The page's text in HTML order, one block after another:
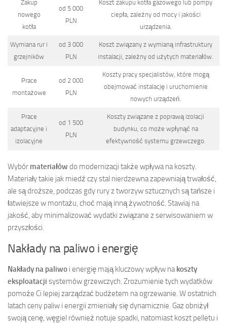
Zakup
nowego
kotła
od 5 000
PLN
Koszt zakupu kotła gazowego lub pompy
ciepła, zależny od mocy i jakości
urządzenia.
Wymiana rur i
grzejników
od 3 000
PLN
Koszt związany z wymianą infrastruktury
instalacji, zależny od użytych materiałów.
Prace
montażowe
od 2 000
PLN
Koszty pracy specjalistów, które mogą
obejmować instalację i uruchomienie
nowych urządzeń.
Prace
adaptacyjne i
izolacyjne
od 1 500
PLN
Koszty związane z poprawą izolacji
budynku, co może wpłynąć na
efektywność systemu grzewczego.
Wybór materiałów do modernizacji także wpływa na koszty.
Materiały takie jak miedź czy stal nierdzewna zapewniają trwałość,
ale są droższe, podczas gdy rury z tworzyw sztucznych są tańsze i
łatwiejsze w montażu, choć mają inną żywotność. Stawiaj na
jakość, aby minimalizować wydatki związane z serwisowaniem w
przyszłości.
Nakłady na paliwo i energię
Nakłady na paliwo i energię mają kluczowy wpływ nakoszty
eksploatacji systemów grzewczych. Zrozumienie tych wydatków
pomoże Ci lepiej zarządzać budżetem na ogrzewanie. W ostatnich
latach ceny paliw i energii zmieniały się dynamicznie. Gaz obniżył
swoją cenę, węgiel również notuje spadki, natomiast koszt pelletu i